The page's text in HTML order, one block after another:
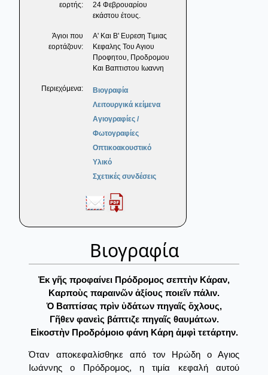
εορτής:
24 Φεβρουαρίου
εκάστου έτους.
Άγιοι που
εορτάζουν:
Α' Και Β' Ευρεση Τιμιας
Κεφαλης Του Αγιου
Προφητου, Προδρομου
Και Βαπτιστου Ιωαννη
Περιεχόμενα:
Βιογραφία
Λειτουργικά κείμενα
Αγιογραφίες /
Φωτογραφίες
Οπτικοακουστικό
Υλικό
Σχετικές συνδέσεις
Βιογραφία
Ἐκ γῆς προφαίνει Πρόδρομος σεπτὴν Κάραν,
Καρποὺς παραινῶν ἀξίους ποιεῖν πάλιν.
Ὁ Βαπτίσας πρὶν ὑδάτων πηγαῖς ὄχλους,
Γῆθεν φανεὶς βάπτιζε πηγαῖς θαυμάτων.
Εἰκοστὴν Προδρόμοιο φάνη Κάρη ἀμφὶ τετάρτην.
Όταν αποκεφαλίσθηκε από τον Ηρώδη ο Αγιος
Ιωάννης ο Πρόδρομος, η τιμία κεφαλή αυτού